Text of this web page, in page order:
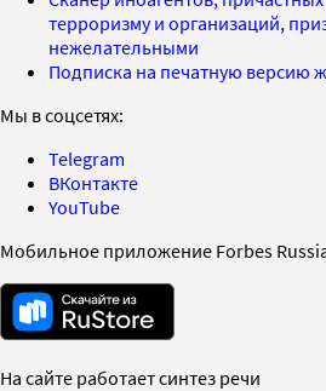
терроризму и организаций,
нежелательными
Подписка на печатную версию
Мы в соцсетях:
Telegram
ВКонтакте
YouTube
Мобильное приложение Forbes
На сайте работает синтез речи